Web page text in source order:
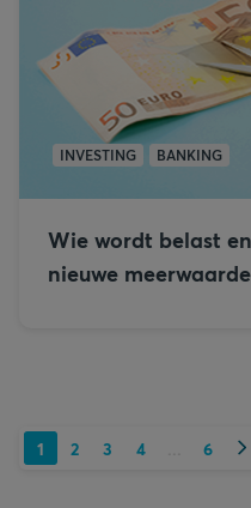
INVESTING BANKING
Wie wordt belast
nieuwe
1 2 3 4 6